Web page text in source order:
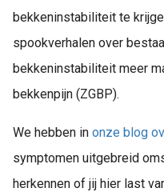
bekkeninstabiliteit te
spookverhalen over
bekkeninstabiliteit meer
bekkenpijn (ZGBP).
We hebben in onze blog
symptomen uitgebreid
herkennen of jij hier last